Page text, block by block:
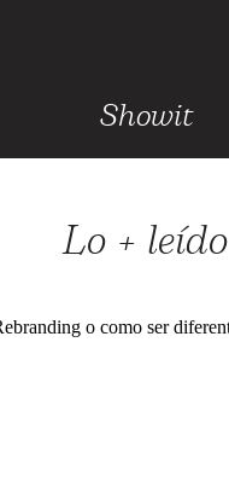
Showit
Lo + leído